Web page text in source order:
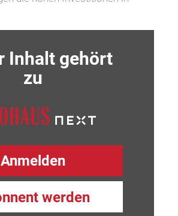
Inhalt gehört
zu
Anmelden
werden